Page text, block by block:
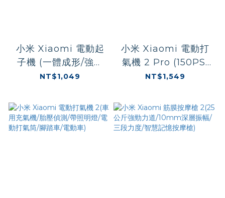
小米 Xiaomi 電動起
子機 (一體成形/強磁
馬達/5N.m扭矩/12枚
頭/2000mAh大容量
電池)
NT$1,049
小米 Xiaomi 電動打
氣機 2 Pro (150PSI
高氣壓/汽車充氣泵/胎
動機車)
NT$1,549